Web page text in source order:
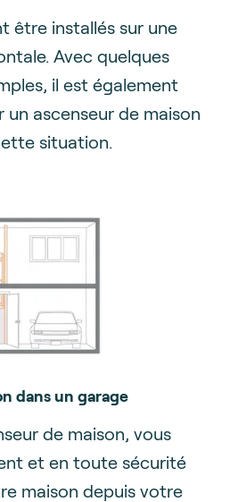
être installés sur une
Avec quelques
il est également
un ascenseur de maison
situation.
dans un garage
de maison, vous
et en toute sécurité
maison depuis votre